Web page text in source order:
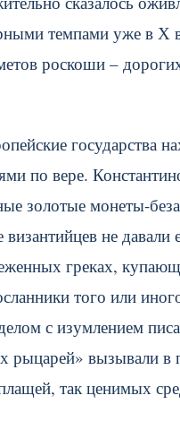
темпами уже в Х
роскоши –
государства
по вере.
золотые монеты-
не
греках,
того или
с изумлением
вызывали в
так ценимых